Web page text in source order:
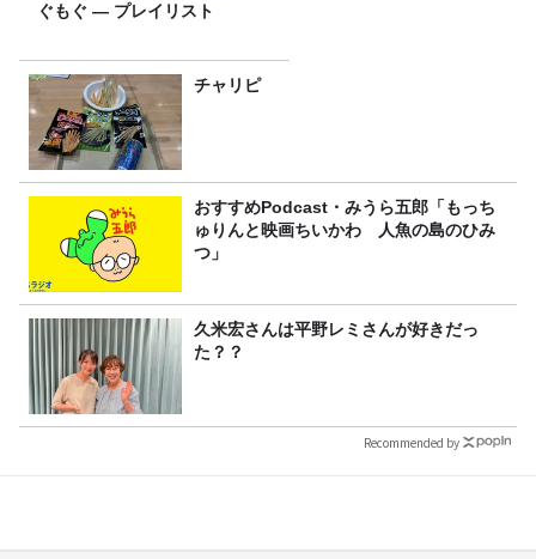
ぐもぐ ― プレイリスト
チャリピ
おすすめPodcast・みうら五郎「もっち
ゅりんと映画ちいかわ 人魚の島のひみ
つ」
久米宏さんは平野レミさんが好きだっ
た？？
Recommended by